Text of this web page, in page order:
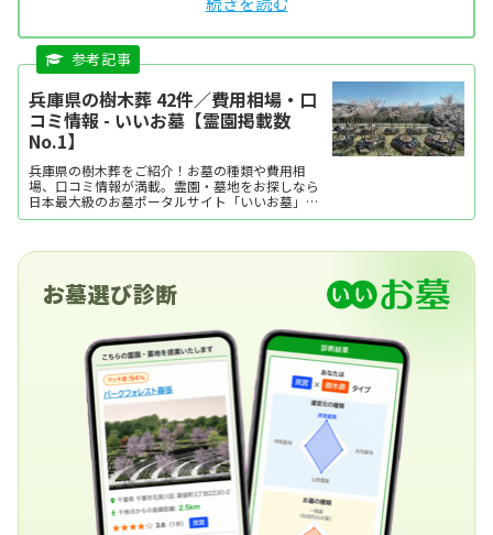
兵庫県の樹木葬 42件／費用相場・口
コミ情報 - いいお墓【霊園掲載数
No.1】
兵庫県の樹木葬をご紹介！お墓の種類や費用相
場、口コミ情報が満載。霊園・墓地をお探しなら
日本最大級のお墓ポータルサイト「いいお墓」に
お任せください。資料請求・見学予約・お墓の相
方など、お墓探しに役立つ情報も提供中。
お墓選び診断